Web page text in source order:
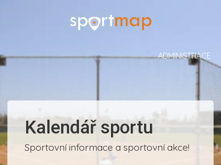
ADMINISTRACE
Kalendář sportu
Sportovní informace a sportovní akce!